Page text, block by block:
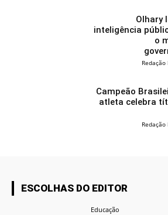
Olhary
inteligência
o
Redação
Campeão
atleta celebra
Redação
ESCOLHAS DO EDITOR
Educação